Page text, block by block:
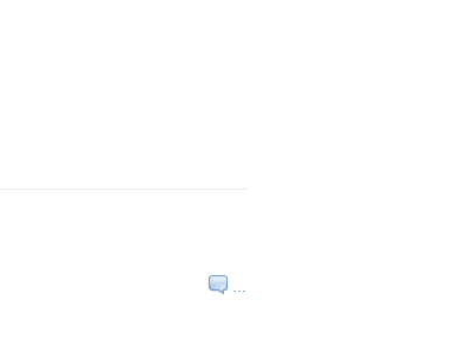
…